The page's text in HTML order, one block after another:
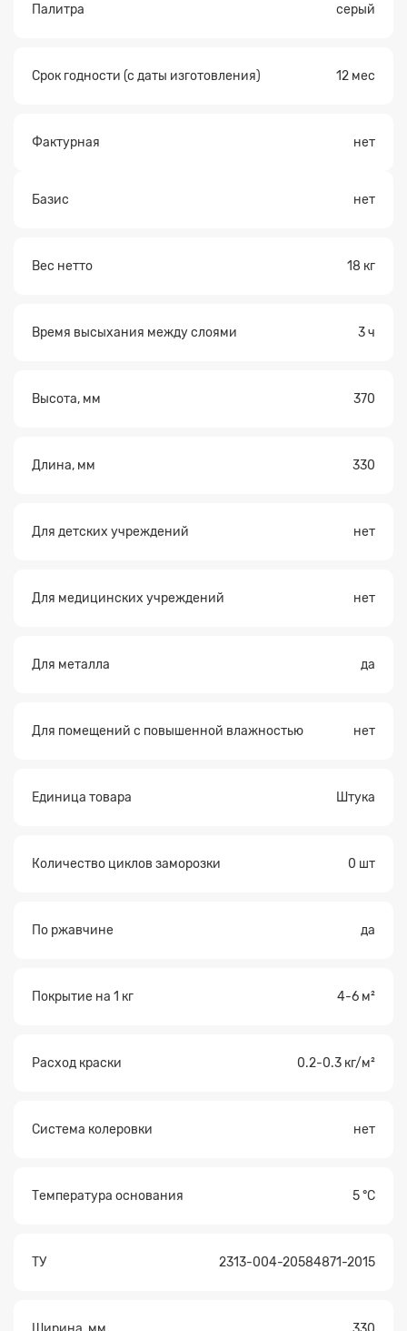
Палитра серый
Срок годности (с даты изготовления) 12 мес
Фактурная нет
Базис нет
Вес нетто 18 кг
Время высыхания между слоями 3 ч
Высота, мм 370
Длина, мм 330
Для детских учреждений нет
Для медицинских учреждений нет
Для металла да
Для помещений с повышенной влажностью нет
Единица товара Штука
Количество циклов заморозки 0 шт
По ржавчине да
Покрытие на 1 кг 4-6 м²
Расход краски 0.2-0.3 кг/м²
Система колеровки нет
Температура основания 5 °С
ТУ 2313-004-20584871-2015